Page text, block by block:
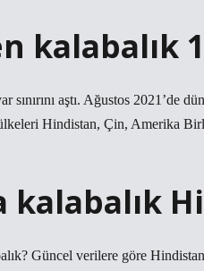
kalabalık
aştı. Ağustos 2021’de
ülkeleri Hindistan, Çin, Amerika
kalabalık
Güncel verilere göre